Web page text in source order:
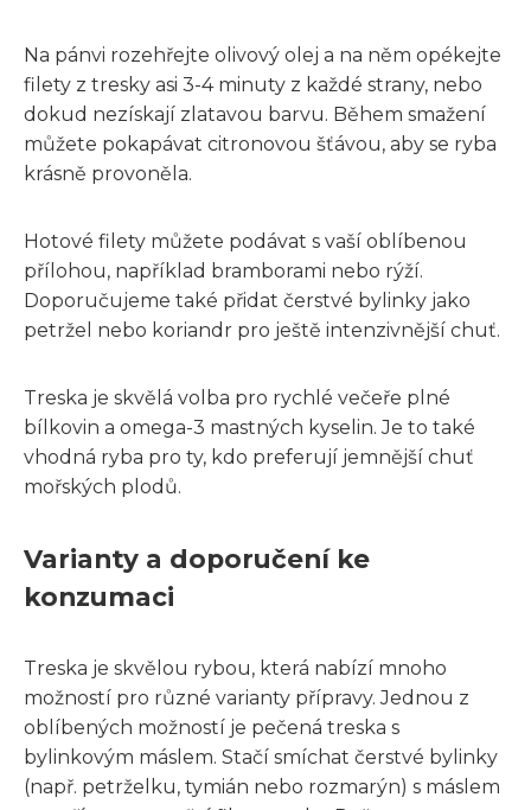
Na pánvi rozehřejte olivový olej a na něm opékejte
filety z tresky asi 3-4 minuty z každé strany, nebo
dokud nezískají zlatavou barvu. Během smažení
můžete pokapávat citronovou šťávou, aby se ryba
krásně provoněla.
Hotové filety můžete podávat s vaší oblíbenou
přílohou, například bramborami nebo rýží.
Doporučujeme také přidat čerstvé bylinky jako
petržel nebo koriandr pro ještě intenzivnější chuť.
Treska je skvělá volba pro rychlé večeře plné
bílkovin a omega-3 mastných kyselin. Je to také
vhodná ryba pro ty, kdo preferují jemnější chuť
mořských plodů.
Varianty a doporučení ke
konzumaci
Treska je skvělou rybou, která nabízí mnoho
možností pro různé varianty přípravy. Jednou z
oblíbených možností je pečená treska s
bylinkovým máslem. Stačí smíchat čerstvé bylinky
(např. petrželku, tymián nebo rozmarýn) s máslem